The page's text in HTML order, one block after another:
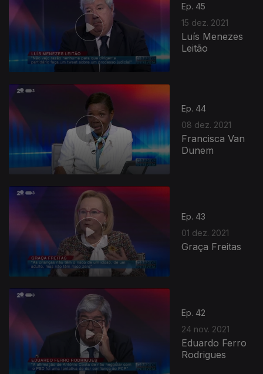
Ep. 45
15 dez. 2021
Luís Menezes
Leitão
Ep. 44
08 dez. 2021
Francisca Van
Dunem
Ep. 43
01 dez. 2021
Graça Freitas
Ep. 42
24 nov. 2021
Eduardo Ferro
Rodrigues